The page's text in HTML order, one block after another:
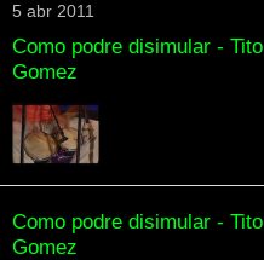
5 abr 2011
Como podre disimular - Tito
Gomez
Como podre disimular - Tito
Gomez